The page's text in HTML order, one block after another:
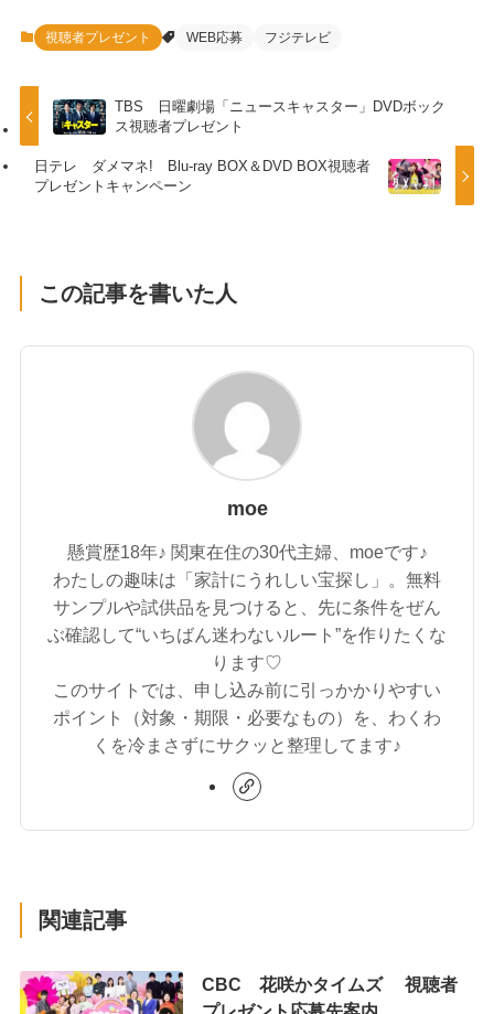
視聴者プレゼント WEB応募 フジテレビ
TBS 日曜劇場「ニュースキャスター」DVDボック
ス視聴者プレゼント
日テレ ダメマネ! Blu-ray BOX＆DVD BOX視聴者
プレゼントキャンペーン
この記事を書いた人
moe
懸賞歴18年♪ 関東在住の30代主婦、moeです♪
わたしの趣味は「家計にうれしい宝探し」。無料
サンプルや試供品を見つけると、先に条件をぜん
ぶ確認して“いちばん迷わないルート”を作りたくな
ります♡
このサイトでは、申し込み前に引っかかりやすい
ポイント（対象・期限・必要なもの）を、わくわ
くを冷まさずにサクッと整理してます♪
関連記事
CBC 花咲かタイムズ 視聴者